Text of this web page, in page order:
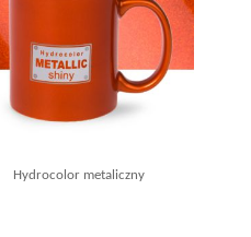
Hydrocolor metaliczny